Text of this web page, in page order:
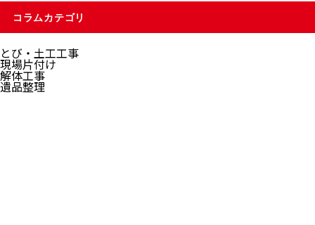
コラムカテゴリ
とび・土工工事
現場片付け
解体工事
遺品整理